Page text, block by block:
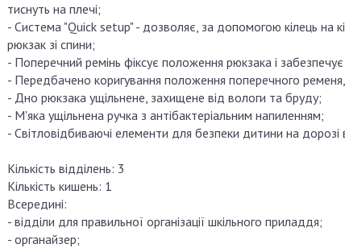
тиснуть на плечі;
- Система "Quick setup" - дозволяє, за допомогою кілець на
рюкзак зі спини;
- Поперечний ремінь фіксує положення рюкзака і
- Передбачено коригування положення поперечного
- Дно рюкзака ущільнене, захищене від вологи та бруду;
- М'яка ущільнена ручка з антібактеріальним напиленням;
- Світловідбиваючі елементи для безпеки дитини на
Кількість відділень: 3
Кількість кишень: 1
Всередині:
- відділи для правильної організації шкільного приладдя;
- органайзер;